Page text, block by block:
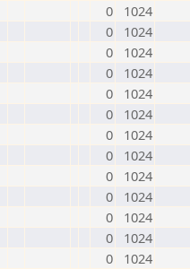
0
1024
0
1024
0
1024
0
1024
0
1024
0
1024
0
1024
0
1024
0
1024
0
1024
0
1024
0
1024
0
1024